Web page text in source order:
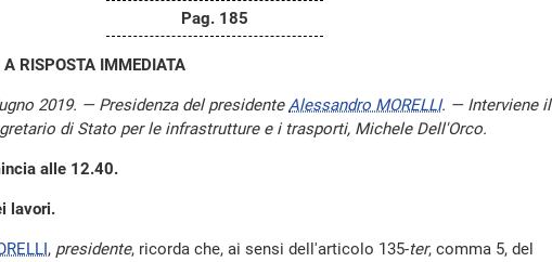
Pag. 185
RISPOSTA IMMEDIATA
2019. — Presidenza del presidenteAlessandro MORELLI. — Interviene il
di Stato per le infrastrutture e i trasporti, Michele Dell'Orco.
alle 12.40.
lavori.
, presidente, ricorda che, ai sensi dell'articolo 135-ter, comma 5, del